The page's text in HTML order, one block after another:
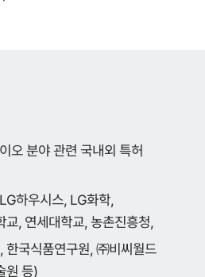
오 분야 관련 국내외 특허
하우시스, LG화학,
교, 연세대학교, 농촌진흥청,
한국식품연구원, ㈜비씨월드
원 등)